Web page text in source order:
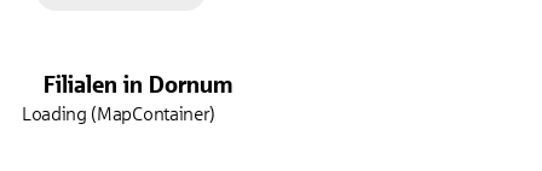
Filialen in Dornum
Loading (MapContainer)